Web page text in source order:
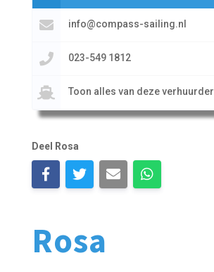
Rosa
info@compass-sailing.nl
023-549 1812
Toon alles van deze verhuurder
Deel Rosa